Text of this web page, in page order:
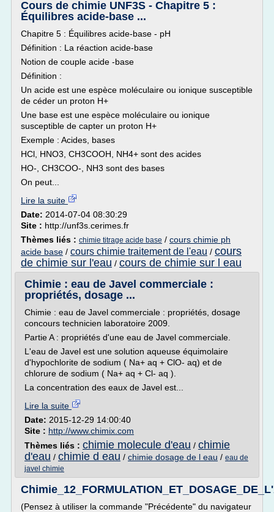
Cours de chimie UNF3S - Chapitre 5 :
Équilibres acide-base ...
Chapitre 5 : Équilibres acide-base - pH
Définition : La réaction acide-base
Notion de couple acide -base
Définition :
Un acide est une espèce moléculaire ou ionique susceptible
de céder un proton H+
Une base est une espèce moléculaire ou ionique
susceptible de capter un proton H+
Exemple : Acides, bases
HCl, HNO3, CH3COOH, NH4+ sont des acides
HO-, CH3COO-, NH3 sont des bases
On peut...
Lire la suite
Date: 2014-07-04 08:30:29
Site : http://unf3s.cerimes.fr
Thèmes liés : chimie titrage acide base / cours chimie ph
acide base / cours chimie traitement de l'eau / cours
de chimie sur l'eau / cours de chimie sur l eau
Chimie : eau de Javel commerciale :
propriétés, dosage ...
Chimie : eau de Javel commerciale : propriétés, dosage
concours technicien laboratoire 2009.
Partie A : propriétés d'une eau de Javel commerciale.
L'eau de Javel est une solution aqueuse équimolaire
d'hypochlorite de sodium ( Na+ aq + ClO- aq) et de
chlorure de sodium ( Na+ aq + Cl- aq ).
La concentration des eaux de Javel est...
Lire la suite
Date: 2015-12-29 14:00:40
Site : http://www.chimix.com
Thèmes liés : chimie molecule d'eau / chimie
d'eau / chimie d eau / chimie dosage de l eau / eau de
javel chimie
(Pensez à utiliser la commande "Précédente" du navigateur